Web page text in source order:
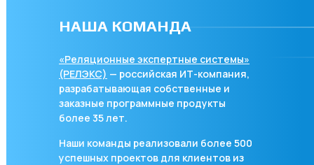
НАША КОМАНДА
«Реляционные экспертные системы»
(РЕЛЭКС) — российская ИТ-компания,
разрабатывающая собственные и
заказные программные продукты
более 35 лет.
Наши команды реализовали более 500
успешных проектов для клиентов из